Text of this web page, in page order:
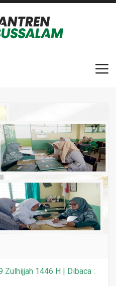
Zulhijjah 1446 H | Dibaca :